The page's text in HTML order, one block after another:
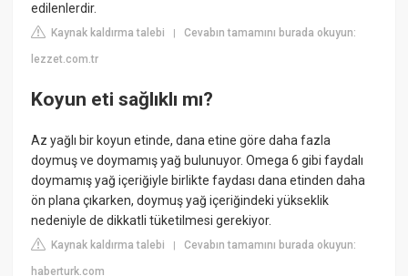
edilenlerdir.
Kaynak kaldırma talebi |Cevabın tamamını burada okuyun:
lezzet.com.tr
Koyun eti sağlıklı mı?
Az yağlı bir koyun etinde, dana etine göre daha fazla
doymuş ve doymamış yağ bulunuyor. Omega 6 gibi faydalı
doymamış yağ içeriğiyle birlikte faydası dana etinden daha
ön plana çıkarken, doymuş yağ içeriğindeki yükseklik
nedeniyle de dikkatli tüketilmesi gerekiyor.
Kaynak kaldırma talebi |Cevabın tamamını burada okuyun:
haberturk.com